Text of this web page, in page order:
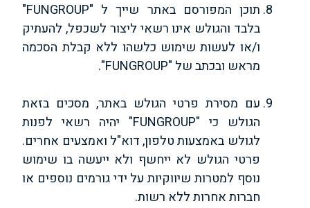
תוכן המפורסם באתר שייך ל "FUNGROUP"
בלבד והגולש אינו רשאי ליצור לשכפל, להעתיק
ו/או לעשות שימוש כלשהו ללא קבלת הסכמה
מראש ובכתב של "FUNGROUP".
עם מסירת פרטי הגולש באתר, מסכים בזאת
הגולש כי "FUNGROUP" יהיה רשאי לפנות
לגולש באמצעות טלפון, דוא"ל ואמצעים אחרים.
פרטי הגולש לא ייחשף ולא ייעשה בו שימוש
נוסף למטרות שיווקיות על ידי גורמים נוספים או
חברות אחרות ללא רשות.